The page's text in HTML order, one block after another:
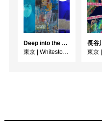
Deep into the Blue―蒼の深層へ：木梨アイネ、名坂千吉郎、猪熊克芳
東京
Whitestone Gallery
東京